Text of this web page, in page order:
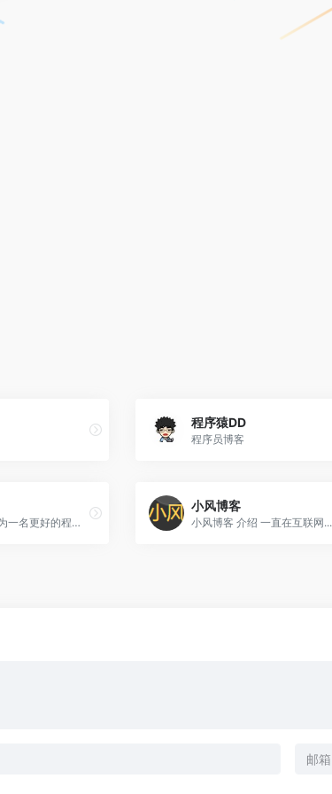
程序猿DD
程序员博客
记录成长，分享知识，努力成为一名更好的程序员
小风博客
小风博客 介绍 一直在互联网...